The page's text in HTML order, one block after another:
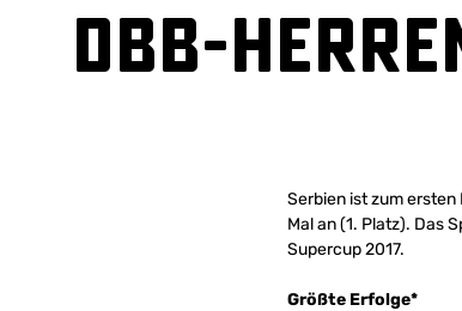
DBB-
Serbien ist zum
Mal an (1. Platz). Das
Supercup 2017.
Größte Erfolge*